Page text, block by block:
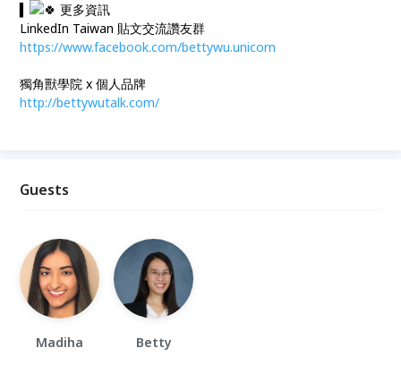
▍
更多資訊
LinkedIn Taiwan 貼文交流讚友群
https://www.facebook.com/bettywu.unicorn
獨角獸學院 x 個人品牌
http://bettywutalk.com/
Guests
Madiha Betty